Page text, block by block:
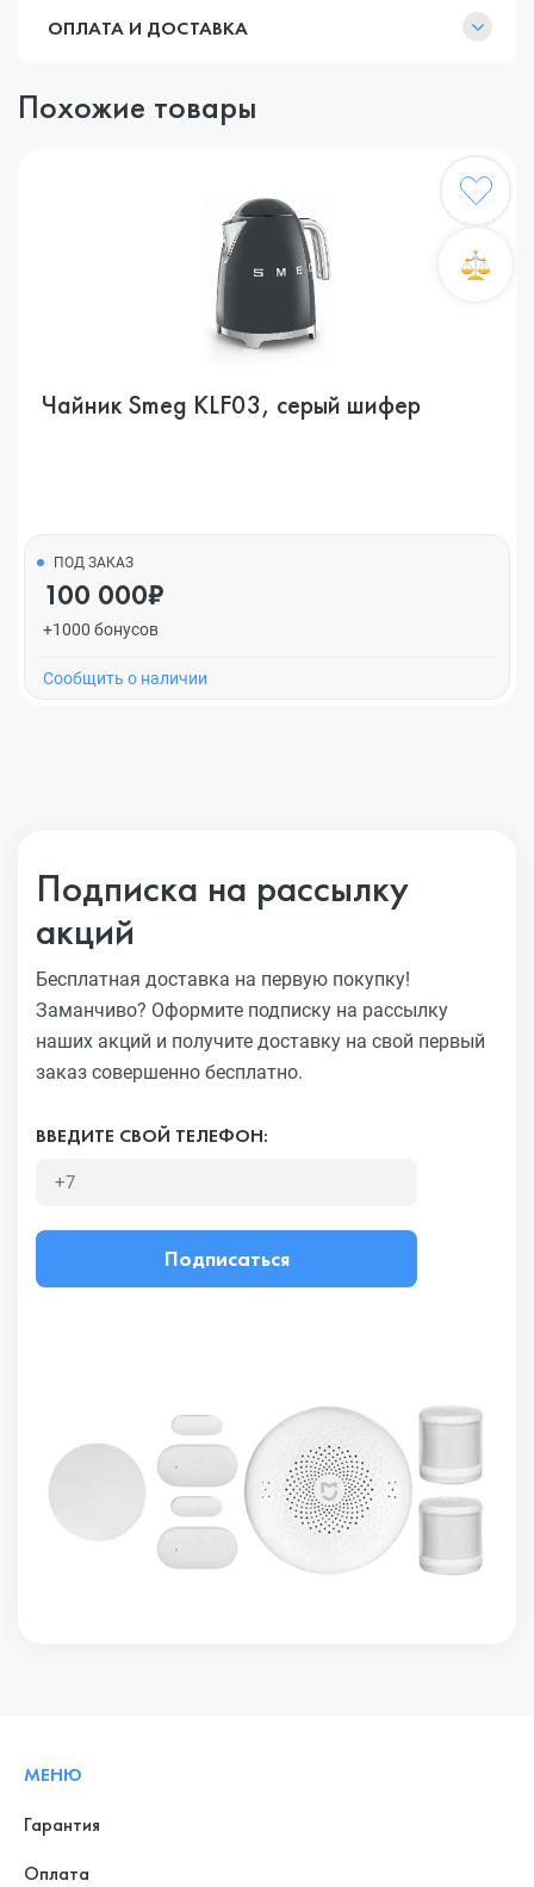
ОПЛАТА И ДОСТАВКА
Похожие товары
Чайник Smeg KLF03, cерый шифер
ПОД ЗАКАЗ
100 000₽
+1000 бонусов
Cообщить о наличии
Подписка на рассылку
акций
Бесплатная доставка на первую покупку!
Заманчиво? Оформите подписку на рассылку
наших акций и получите доставку на свой первый
заказ совершенно бесплатно.
ВВЕДИТЕ СВОЙ ТЕЛЕФОН:
Подписаться
МЕНЮ
Гарантия
Оплата